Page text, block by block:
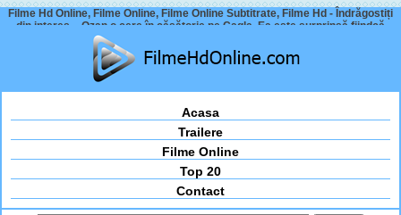
Filme Hd Online, Filme Online, Filme Online Subtitrate, Filme Hd - Îndrăgostiți
din interes – Ozan o cere în căsătorie pe Cagla. Ea este surprinsă fiindcă
Acasa
Trailere
Filme Online
Top 20
Contact